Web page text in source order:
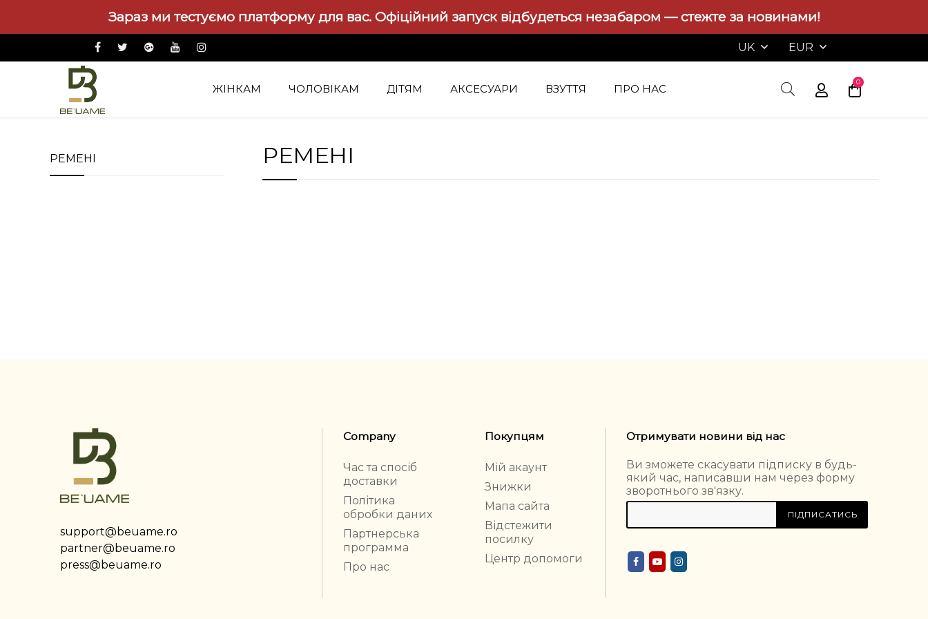
Зараз ми тестуємо платформу для вас. Офіційний запуск відбудеться незабаром — стежте за новинами!
UK EUR
ЖІНКАМ ЧОЛОВІКАМ ДІТЯМ АКСЕСУАРИ ВЗУТТЯ ПРО НАС
0
Аксесуари Ремені
РЕМЕНІ РЕМЕНІ
support@beuame.ro
partner@beuame.ro
press@beuame.ro
Company
Час та спосіб
доставки
Політика
обробки даних
Партнерська
программа
Про нас
Покупцям
Мій акаунт
Знижки
Мапа сайта
Відстежити
посилку
Центр допомоги
Отримувати новини від нас
Ви зможете скасувати підписку в будь-
який час, написавши нам через форму
зворотнього зв'язку.
ПІДПИСАТИСЬ